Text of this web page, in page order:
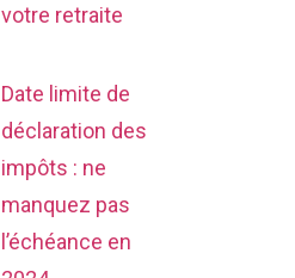
votre retraite
Date limite de
déclaration des
impôts : ne
manquez pas
l’échéance en